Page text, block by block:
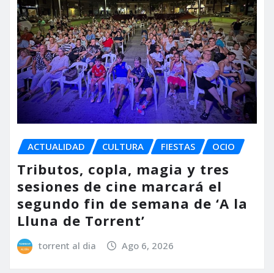
ACTUALIDAD CULTURA FIESTAS OCIO
Tributos, copla, magia y tres
sesiones de cine marcará el
segundo fin de semana de ‘A la
Lluna de Torrent’
torrent al dia Ago 6, 2026